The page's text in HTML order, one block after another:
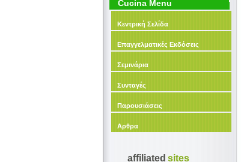
Cucina Menu
Κεντρική Σελίδα
Επαγγελματικές Εκδόσεις
Σεμινάρια
Συνταγές
Παρουσιάσεις
Αρθρα
affiliated sites